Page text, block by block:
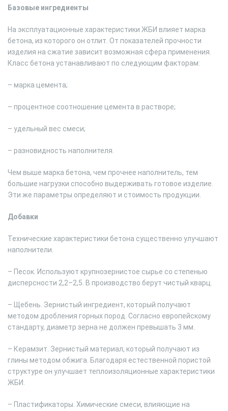
Базовые ингредиенты
На эксплуатационные характеристики ЖБИ влияет марка
бетона, из которого он отлит. От показателей прочности
изделия на сжатие зависит возможная сфера применения.
Класс бетона устанавливают по следующим факторам:
– марка цемента;
– процентное соотношение цемента в растворе;
– удельный вес смеси;
– разновидность наполнителя.
Чем выше марка бетона, чем прочнее наполнитель, тем
большие нагрузки способно выдерживать готовое изделие.
Эти же параметры определяют и стоимость продукции.
Добавки
Технические характеристики бетона существенно улучшают
наполнители.
– Песок. Используют крупнозернистое сырье со степенью
дисперсности 2,2–2,5. В производство берут чистый кварц.
– Щебень. Зернистый ингредиент, который получают
методом дробления горных пород. Согласно европейскому
стандарту, диаметр зерна не должен превышать 3 мм.
– Керамзит. Зернистый материал, который получают из
глины методом обжига. Благодаря естественной пористой
структуре он улучшает теплоизоляционные характеристики
ЖБИ.
– Пластификаторы. Химические смеси, влияющие на